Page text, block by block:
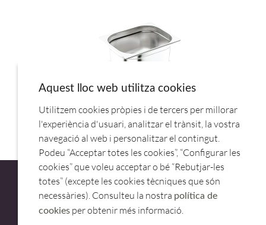
CUBETA GAST.1/9 100 ECO.Z
Aquest lloc web utilitza cookies
Utilitzem cookies pròpies i de tercers per millorar
l'experiència d'usuari, analitzar el trànsit, la vostra
navegació al web i personalitzar el contingut.
Podeu “Acceptar totes les cookies”, “Configurar les
cookies” que voleu acceptar o bé “Rebutjar-les
totes” (excepte les cookies tècniques que són
necessàries). Consulteu la nostra política de
cookies per obtenir més informació.